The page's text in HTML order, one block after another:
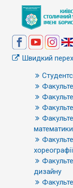
Швидкий
математики
хореографії
дизайну